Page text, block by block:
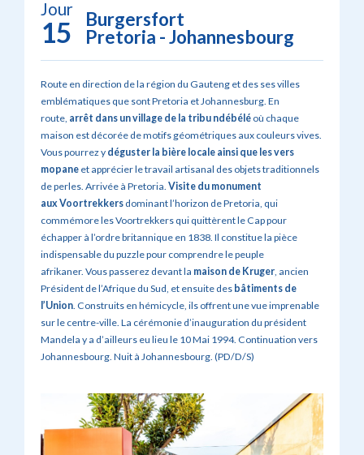
Jour
15
Burgersfort
Pretoria - Johannesbourg
Route en direction de la région du Gauteng et des ses villes
emblématiques que sont Pretoria et Johannesburg. En
route, arrêt dans un village de la tribu ndébélé où chaque
maison est décorée de motifs géométriques aux couleurs vives.
Vous pourrez y déguster la bière locale ainsi que les vers
mopane et apprécier le travail artisanal des objets traditionnels
de perles. Arrivée à Pretoria. Visite du monument
aux Voortrekkers dominant l’horizon de Pretoria, qui
commémore les Voortrekkers qui quittèrent le Cap pour
échapper à l’ordre britannique en 1838. Il constitue la pièce
indispensable du puzzle pour comprendre le peuple
afrikaner. Vous passerez devant la maison de Kruger , ancien
Président de l’Afrique du Sud, et ensuite des bâtiments de
l’Union . Construits en hémicycle, ils offrent une vue imprenable
sur le centre-ville. La cérémonie d’inauguration du président
Mandela y a d’ailleurs eu lieu le 10 Mai 1994. Continuation vers
Johannesbourg. Nuit à Johannesbourg. (PD/D/S)